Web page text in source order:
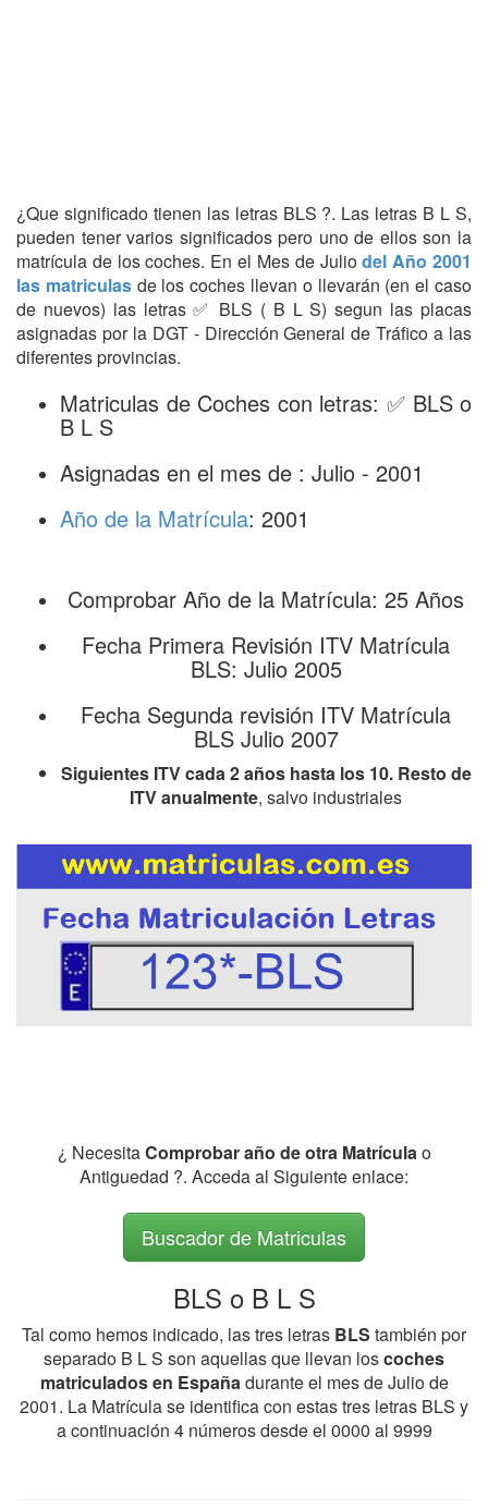
¿Que significado tienen las letras BLS ?. Las letras B L S,
pueden tener varios significados pero uno de ellos son la
matrícula de los coches. En el Mes de Juliodel Año 2001
las matriculas de los coches llevan o llevarán (en el caso
de nuevos) las letras ✅ BLS ( B L S) segun las placas
asignadas por la DGT - Dirección General de Tráfico a las
diferentes provincias.
Matriculas de Coches con letras: ✅ BLS o
B L S
Asignadas en el mes de : Julio - 2001
Año de la Matrícula: 2001
Comprobar Año de la Matrícula: 25 Años
Fecha Primera Revisión ITV Matrícula
BLS: Julio 2005
Fecha Segunda revisión ITV Matrícula
BLS Julio 2007
Siguientes ITV cada 2 años hasta los 10. Resto de
ITV anualmente, salvo industriales
¿ NecesitaComprobar año de otra Matrículao
Antiguedad ?. Acceda al Siguiente enlace:
Buscador de Matriculas
BLS o B L S
Tal como hemos indicado, las tres letras BLS también por
separado B L S son aquellas que llevan loscoches
matriculados en Españadurante el mes de Julio de
2001. La Matrícula se identifica con estas tres letras BLS y
a continuación 4 números desde el 0000 al 9999